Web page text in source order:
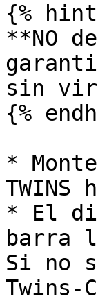
{%
**NO
sin
{%
*
* El
barra
Si no
Twins-